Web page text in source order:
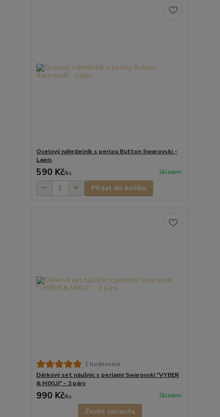
Ocelový náhrdelník s perlou Button Swarovski -
Lapis
590 Kč/ks Skladem
Přidat do košíku
1 hodnocení
Dárkový set náušnic s perlami Swarovski "VYBER
& MIXUJ" - 3 páry
990 Kč/ks Skladem
Zvolit variantu